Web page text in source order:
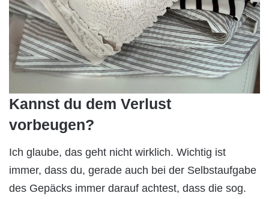
Kannst du dem Verlust
vorbeugen?
Ich glaube, das geht nicht wirklich. Wichtig ist
immer, dass du, gerade auch bei der Selbstaufgabe
des Gepäcks immer darauf achtest, dass die sog.